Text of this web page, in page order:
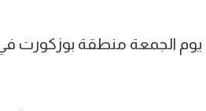
الجمعة منطقة بوزكورت